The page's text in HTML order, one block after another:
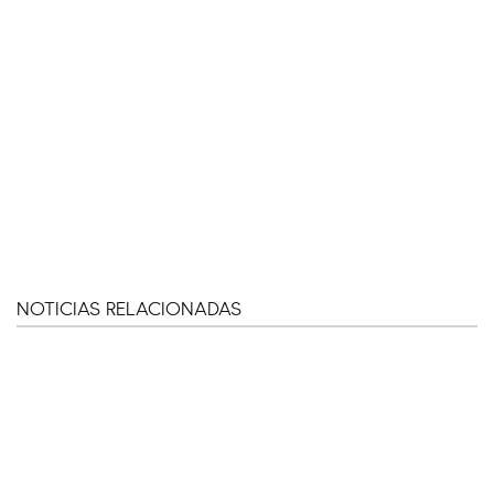
NOTICIAS RELACIONADAS